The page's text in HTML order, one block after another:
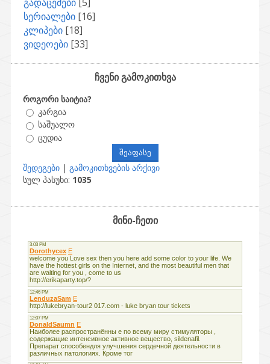
სერიალები [16]
კლიპები [18]
ვიდეოები [33]
ჩვენი გამოკითხვა
როგორი საიტია?
კარგია
საშუალო
ცუდია
შედეგები | გამოკითხვების არქივი
სულ პასუხი: 1035
მინი-ჩეთი